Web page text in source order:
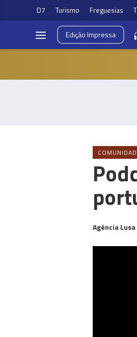
D7 Turismo Freguesias
EdiçãoImpressa
Agência Lusa